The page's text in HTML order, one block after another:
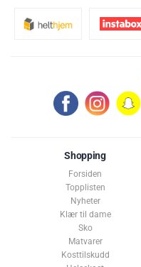
Shopping
Forsiden
Topplisten
Nyheter
Klær til dame
Sko
Matvarer
Kosttilskudd